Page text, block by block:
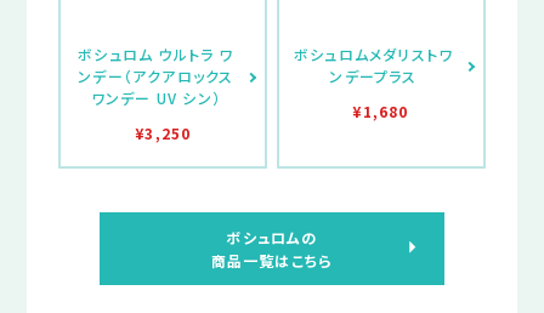
ボシュロム ウルトラ ワ
ンデー（アクアロックス
ワンデー UV シン）
¥3,250
ボシュロムメダリストワ
ンデープラス
¥1,680
ボシュロムの
商品一覧はこちら